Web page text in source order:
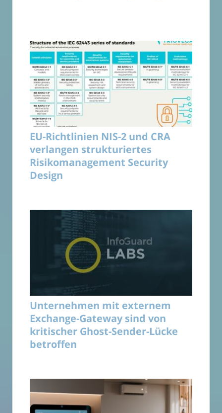
EU-Richtlinien NIS-2 und CRA
verlangen strukturiertes
Risikomanagement Security
Design
Unternehmen mit externem
Exchange-Gateway sind von
kritischer Ghost-Sender-Lücke
betroffen